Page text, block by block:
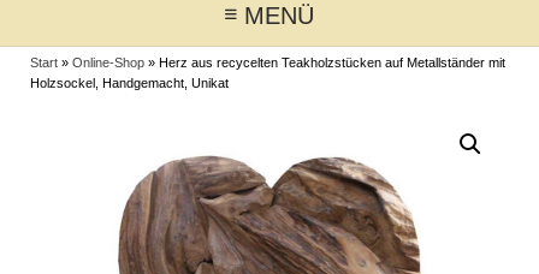
MENÜ
Start » Online-Shop » Herz aus recycelten Teakholzstücken auf Metallständer mit
Holzsockel, Handgemacht, Unikat